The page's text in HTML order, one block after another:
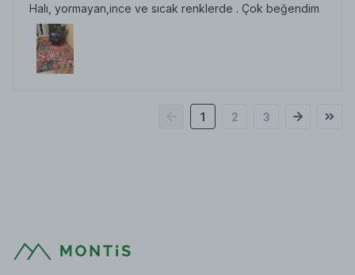
Halı, yormayan,ince ve sıcak renklerde . Çok beğendim
1 2 3